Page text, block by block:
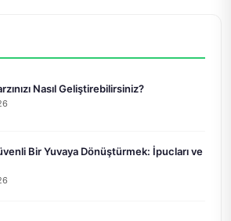
Nasıl Geliştirebilirsiniz?
Bir Yuvaya Dönüştürmek: İpucları ve